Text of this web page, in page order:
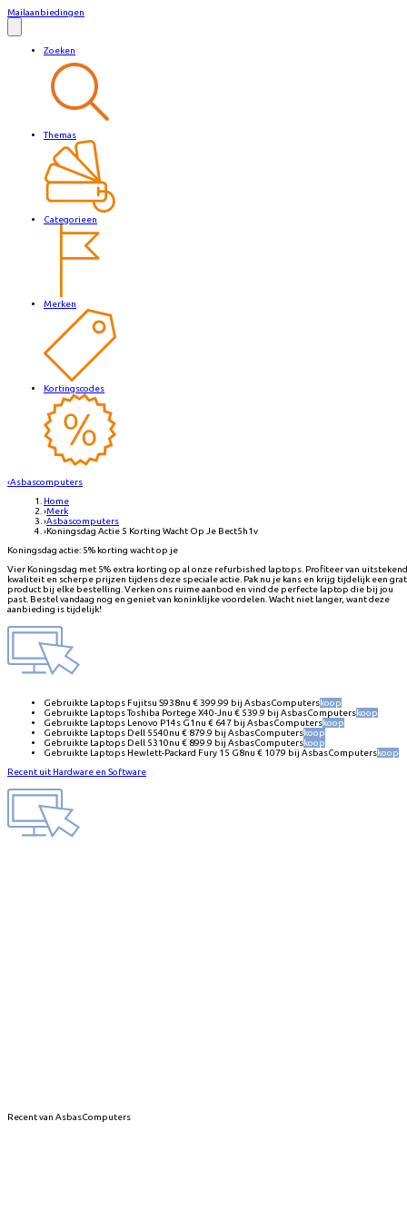
Mailaanbiedingen
Zoeken
Themas
Categorieen
Merken
Kortingscodes
‹Asbascomputers
Home
›Merk
›Asbascomputers
›Koningsdag Actie 5 Korting Wacht Op Je Bect5h1v
Koningsdag actie: 5% korting wacht op je
Vier Koningsdag met 5% extra korting op al onze refurbished laptops. Profiteer van
kwaliteit en scherpe prijzen tijdens deze speciale actie. Pak nu je kans en krijg tijdelijk een
product bij elke bestelling. Verken ons ruime aanbod en vind de perfecte laptop die bij jou
past. Bestel vandaag nog en geniet van koninklijke voordelen. Wacht niet langer, want deze
aanbieding is tijdelijk!
Gebruikte Laptops Fujitsu S938nu € 399.99 bij AsbasComputerskoop
Gebruikte Laptops Toshiba Portege X40-Jnu € 539.9 bij AsbasComputerskoop
Gebruikte Laptops Lenovo P14s G1 nu € 647 bij AsbasComputerskoop
Gebruikte Laptops Dell 5540nu € 879.9 bij AsbasComputerskoop
Gebruikte Laptops Dell 5310nu € 899.9 bij AsbasComputerskoop
Gebruikte Laptops Hewlett-Packard Fury 15 G8nu € 1079 bij AsbasComputerskoop
Recent uit Hardware en Software
Recent van AsbasComputers